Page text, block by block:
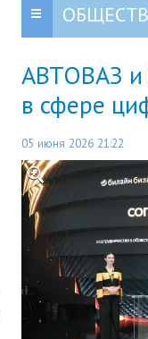
АВТОВАЗ и
в сфере
05 июня 2026 21:22